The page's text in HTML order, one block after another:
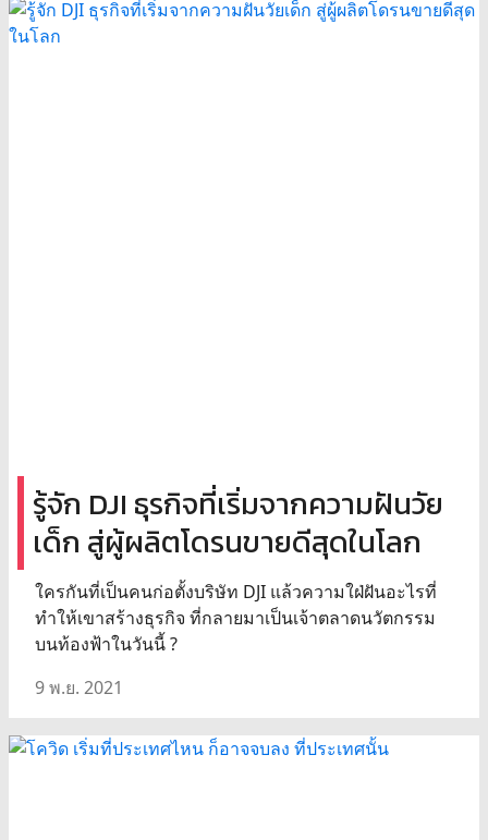
รู้จัก DJI ธุรกิจที่เริ่มจากความฝันวัย
เด็ก สู่ผู้ผลิตโดรนขายดีสุดในโลก
ใครกันที่เป็นคนก่อตั้งบริษัท DJI แล้วความใฝ่ฝันอะไรที่
ทำให้เขาสร้างธุรกิจ ที่กลายมาเป็นเจ้าตลาดนวัตกรรม
บนท้องฟ้าในวันนี้ ?
9 พ.ย. 2021